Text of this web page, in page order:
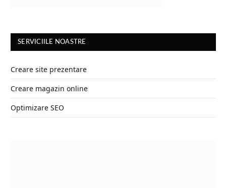
SERVICIILE NOASTRE
Creare site prezentare
Creare magazin online
Optimizare SEO